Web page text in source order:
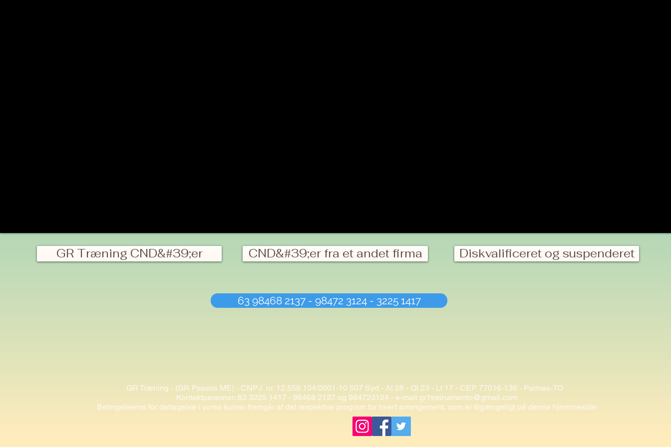
GR Træning CND&#39;er CND&#39;er fra et andet firma Diskvalificeret og suspenderet
63 98468 2137 - 98472 3124 - 3225 1417
GR Træning - (GR Passos ME) - CNPJ nr. 12.559.104/0001-10 507 Syd - Al 28 - QI 23 - Lt 17 - CEP 77016-136 - Palmas-TO
Kontaktpersoner: 63 3225 1417 - 98468 2137 og 984723124 - e-mail gr1treinamento@gmail.com
Betingelserne for deltagelse i vores kurser fremgår af det respektive program for hvert arrangement, som er tilgængeligt på denne hjemmeside